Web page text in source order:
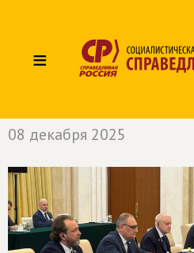
≡
08 декабря 2025